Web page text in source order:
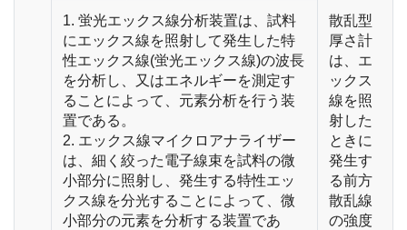
1. 蛍光エックス線分析装置は、試料
にエックス線を照射して発生した特
性エックス線(蛍光エックス線)の波長
を分析し、又はエネルギーを測定す
ることによって、元素分析を行う装
置である。
2. エックス線マイクロアナライザー
は、細く絞った電子線束を試料の微
小部分に照射し、発生する特性エッ
クス線を分光することによって、微
小部分の元素を分析する装置であ
散乱型
厚さ計
は、エ
ックス
線を照
射した
ときに
発生す
る前方
散乱線
の強度